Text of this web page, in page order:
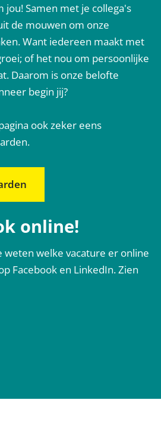
jou! Samen met je collega's
de mouwen om onze
Want iedereen maakt met
of het nou om persoonlijke
Daarom is onze belofte
begin jij?
ook zeker eens
online!
weten welke vacature er online
Facebook en LinkedIn.Zien